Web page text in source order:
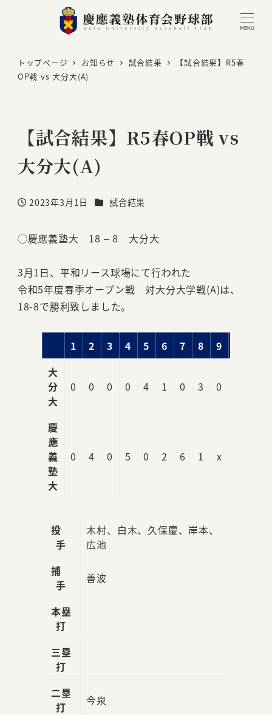
MENU
トップページ お知らせ 試合結果
【試合結果】R5春
OP戦 vs 大分大(A)
【試合結果】R5春OP戦 vs
大分大(A)
投稿日
2023年3月1日 カテゴリー
試合結果
◯慶應義塾大 18 – 8 大分大
3月1日、平和リース球場にて行われた
令和5年度春季オープン戦 対大分大学戦(A)は、
18-8で勝利致しました。
1 2 3 4 5 6 7 8 9
大
分
大
0 0 0 0 4 1 0 3 0
慶
應
義
塾
大
0 4 0 5 0 2 6 1 x
投
手
木村、白木、久保慶、岸本、
広池
捕
手
善波
本塁
打
三塁
打
二塁
打
今泉